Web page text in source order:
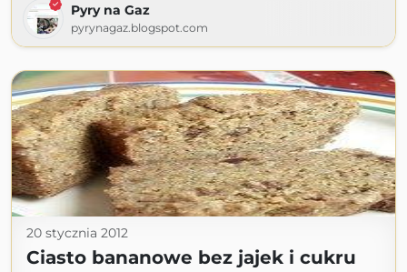
Pyry na Gaz
pyrynagaz.blogspot.com
20 stycznia 2012
Ciasto bananowe bez jajek i cukru